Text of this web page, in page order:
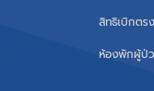
สิทธิเบิกตร
ห้องพักผู้ป่